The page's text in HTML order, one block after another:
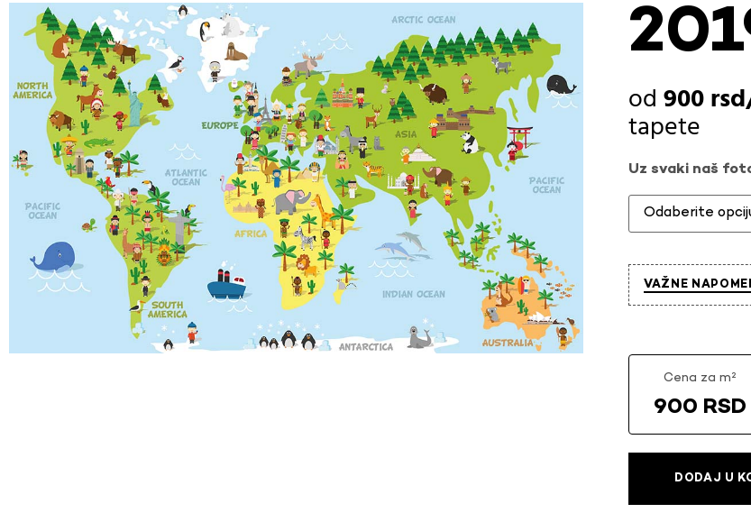
900rsd
tapete
Uz svaki naš
VAŽNE
Cena za m²
900 RSD
DODAJ U